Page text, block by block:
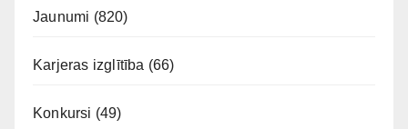
Jaunumi (820)
Karjeras izglītība (66)
Konkursi (49)